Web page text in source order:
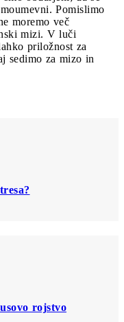
Pomislimo
moremo več
mizi. V luči
priložnost za
sedimo za mizo in
rojstvo